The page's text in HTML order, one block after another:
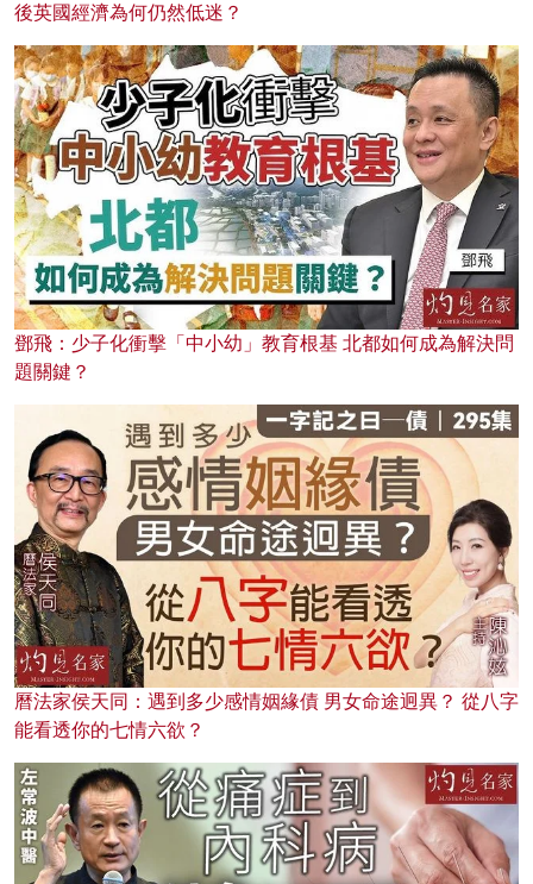
後英國經濟為何仍然低迷？
鄧飛：少子化衝擊「中小幼」教育根基 北都如何成為解決問
題關鍵？
曆法家侯天同：遇到多少感情姻緣債 男女命途迥異？ 從八字
能看透你的七情六欲？